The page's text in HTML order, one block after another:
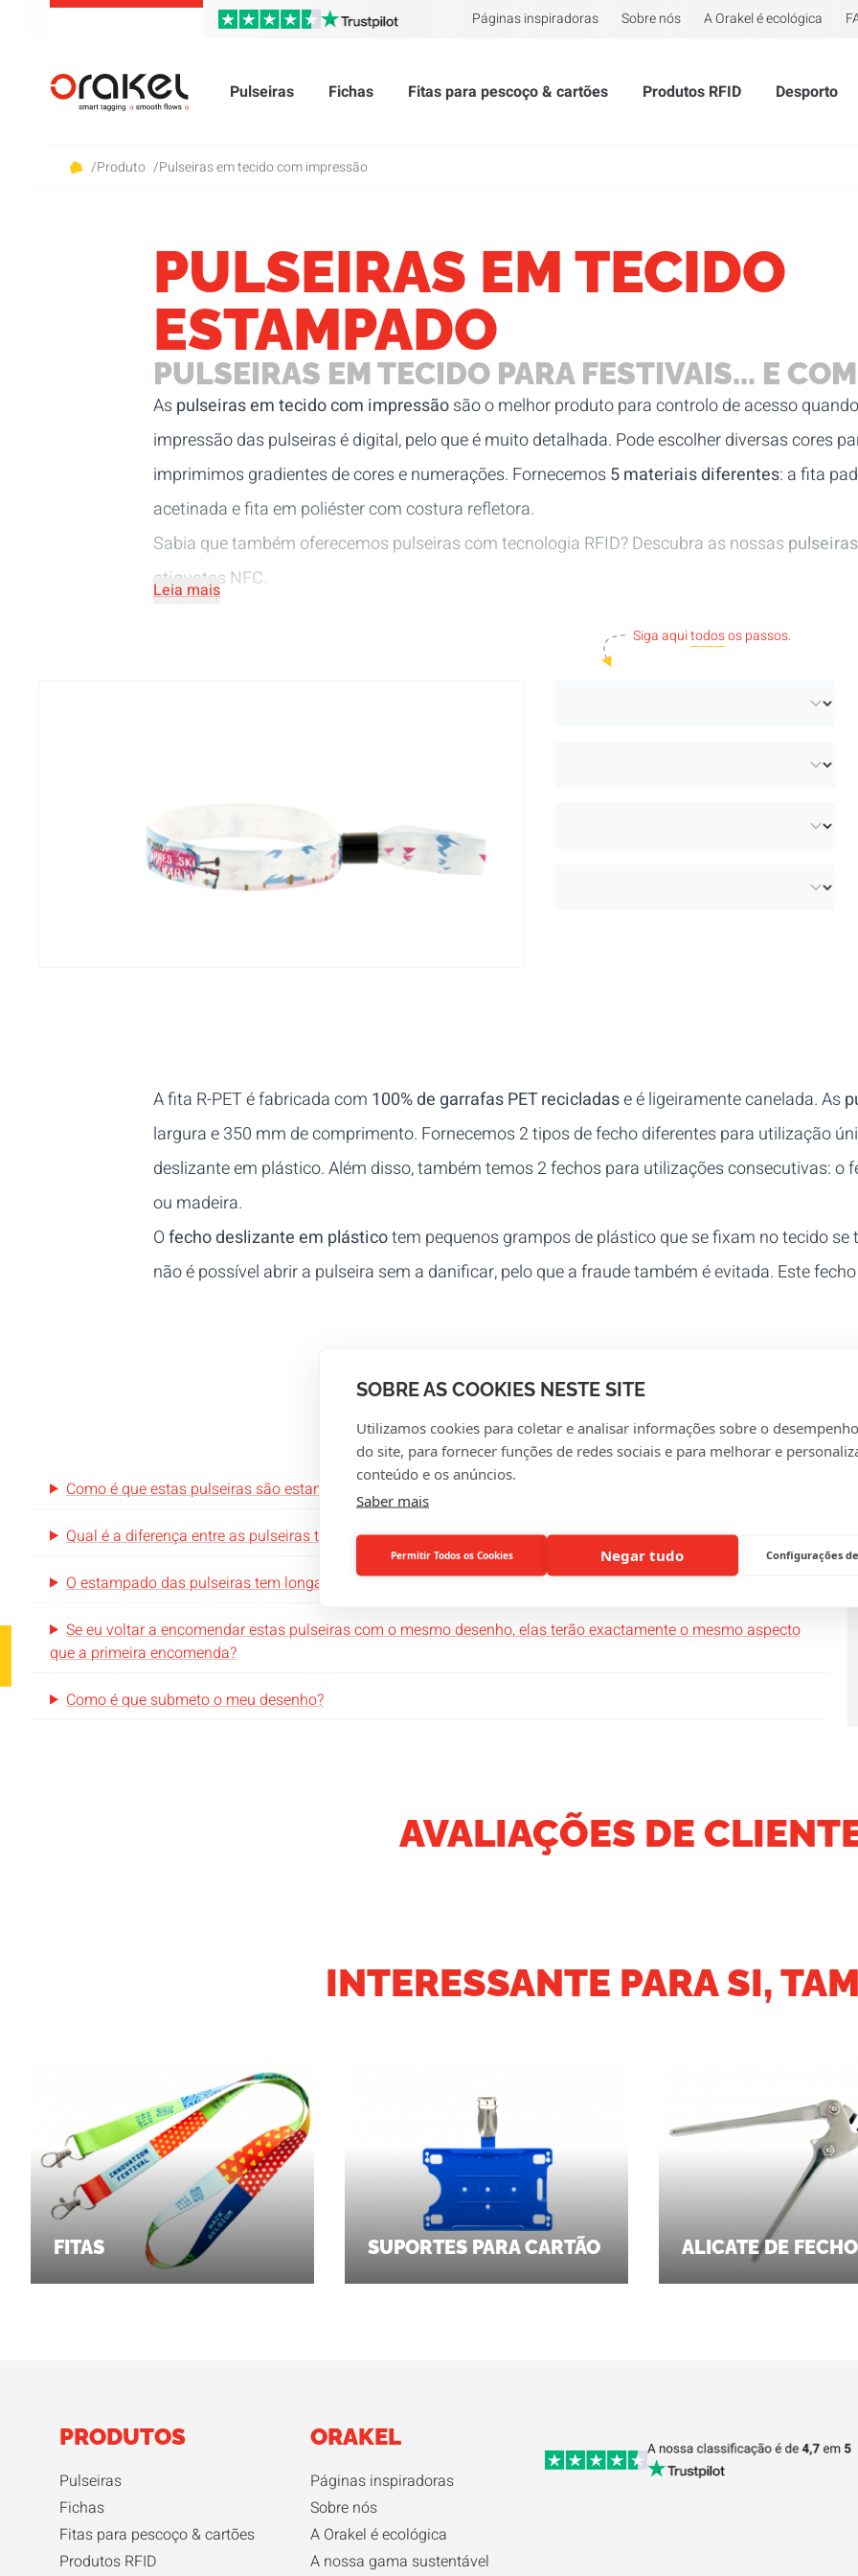
SOBRE AS COOKIES NESTE SITE
Utilizamos cookies para coletar e analisar informações sobre o
do site, para fornecer funções de redes sociais e para melhorar e
conteúdo e os anúncios.
Saber mais
Permitir Todos os Cookies Negar tudo Configurações
Páginas inspiradoras Sobre nós A Orakel é ecológica
Pulseiras Fichas Fitas para pescoço & cartões Produtos RFID Desporto
/Produto /Pulseiras em tecido com impressão
PULSEIRAS EM TECIDO
ESTAMPADO
PULSEIRAS EM TECIDO PARA FESTIVAIS... E
Aspulseiras em tecido com impressãosão o melhor produto para controlo de acesso
impressão das pulseiras é digital, pelo que é muito detalhada. Pode escolher diversas cores
imprimimos gradientes de cores e numerações. Fornecemos5 materiais diferentes: a fita
acetinada e fita em poliéster com costura refletora.
Sabia que também oferecemos pulseiras com tecnologia RFID? Descubra as nossas
etiquetas NFC.
Leia mais
Siga aquitodosos passos.
A fita R-PET é fabricada com 100% de garrafas PET recicladase é ligeiramente canelada. As
largura e 350 mm de comprimento. Fornecemos 2 tipos de fecho diferentes para utilização
deslizante em plástico. Além disso, também temos 2 fechos para utilizações consecutivas: o
ou madeira.
Ofecho deslizante em plásticotem pequenos grampos de plástico que se fixam no tecido se
não é possível abrir a pulseira sem a danificar, pelo que a fraude também é evitada. Este
PERGUNTAS MAIS
Como é que estas pulseiras são estampadas?
Qual é a diferença entre as pulseiras tecidas ou estampadas?
O estampado das pulseiras tem longa duração?
Se eu voltar a encomendar estas pulseiras com o mesmo desenho, elas terão exactamente o mesmo aspecto
que a primeira encomenda?
Como é que submeto o meu desenho?
AVALIAÇÕES DE
INTERESSANTE PARA SI,
FITAS SUPORTES PARA CARTÃO ALICATE DE FECHO
PRODUTOS
Pulseiras
Fichas
Fitas para pescoço & cartões
Produtos RFID
ORAKEL
Páginas inspiradoras
Sobre nós
A Orakel é ecológica
A nossa gama sustentável